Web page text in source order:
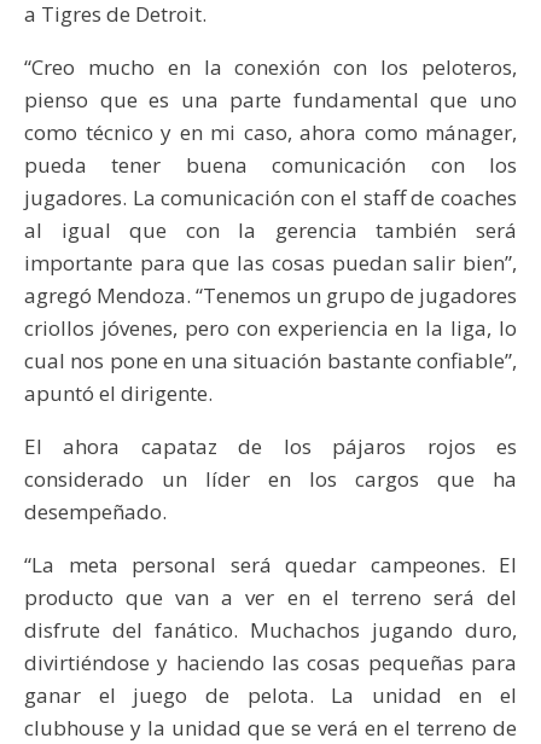
a Tigres de Detroit.
“Creo mucho en la conexión con los peloteros,
pienso que es una parte fundamental que uno
como técnico y en mi caso, ahora como mánager,
pueda tener buena comunicación con los
jugadores. La comunicación con el staff de coaches
al igual que con la gerencia también será
importante para que las cosas puedan salir bien”,
agregó Mendoza. “Tenemos un grupo de jugadores
criollos jóvenes, pero con experiencia en la liga, lo
cual nos pone en una situación bastante confiable”,
apuntó el dirigente.
El ahora capataz de los pájaros rojos es
considerado un líder en los cargos que ha
desempeñado.
“La meta personal será quedar campeones. El
producto que van a ver en el terreno será del
disfrute del fanático. Muchachos jugando duro,
divirtiéndose y haciendo las cosas pequeñas para
ganar el juego de pelota. La unidad en el
clubhouse y la unidad que se verá en el terreno de